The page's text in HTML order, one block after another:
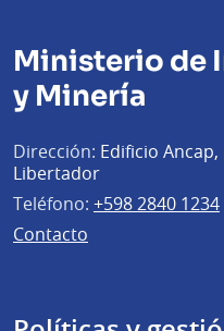
Ministerio de
y Minería
Dirección: Edificio
Libertador
Teléfono: +598 2840 1234
Contacto